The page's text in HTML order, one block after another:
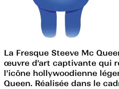
La Fresque Steeve Mc
œuvre d'art captivante qui
l'icône hollywoodienne
Queen. Réalisée dans le